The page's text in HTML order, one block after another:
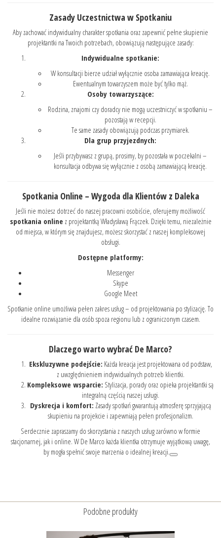
Zasady Uczestnictwa w Spotkaniu
Aby zachować indywidualny charakter spotkania oraz zapewnić pełne skupienie
projektantki na Twoich potrzebach, obowiązują następujące zasady:
Indywidualne spotkanie:
W konsultacji bierze udział wyłącznie osoba zamawiająca kreację.
Ewentualnym towarzyszem może być tylko mąż.
Osoby towarzyszące:
Rodzina, znajomi czy doradcy nie mogą uczestniczyć w spotkaniu –
pozostają w recepcji.
Te same zasady obowiązują podczas przymiarek.
Dla grup przyjezdnych:
Jeśli przybywasz z grupą, prosimy, by pozostała w poczekalni –
konsultacja odbywa się wyłącznie z osobą zamawiającą kreację.
Spotkania Online – Wygoda dla Klientów z Daleka
Jeśli nie możesz dotrzeć do naszej pracowni osobiście, oferujemy możliwość
spotkania online z projektantką Władysławą Frączek. Dzięki temu, niezależnie
od miejsca, w którym się znajdujesz, możesz skorzystać z naszej kompleksowej
obsługi.
Dostępne platformy:
Messenger
Skype
Google Meet
Spotkanie online umożliwia pełen zakres usług – od projektowania po stylizację. To
idealne rozwiązanie dla osób spoza regionu lub z ograniczonym czasem.
Dlaczego warto wybrać De Marco?
Ekskluzywne podejście: Każda kreacja jest projektowana od podstaw,
z uwzględnieniem indywidualnych potrzeb klientki.
Kompleksowe wsparcie: Stylizacja, porady oraz opieka projektantki są
integralną częścią naszej usługi.
Dyskrecja i komfort: Zasady spotkań gwarantują atmosferę sprzyjającą
skupieniu na projekcie i zapewniają pełen profesjonalizm.
Serdecznie zapraszamy do skorzystania z naszych usług zarówno w formie
stacjonarnej, jak i online. W De Marco każda klientka otrzymuje wyjątkową uwagę,
by mogła spełnić swoje marzenia o idealnej kreacji.
Podobne produkty